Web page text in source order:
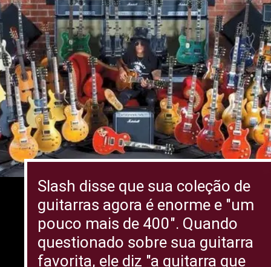
Slash disse que sua coleção de
guitarras agora é enorme e "um
pouco mais de 400". Quando
questionado sobre sua guitarra
favorita, ele diz "a guitarra que